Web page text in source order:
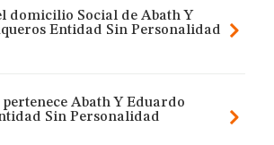
domicilio Social de Abath Y
Entidad Sin Personalidad
pertenece Abath Y Eduardo
Sin Personalidad